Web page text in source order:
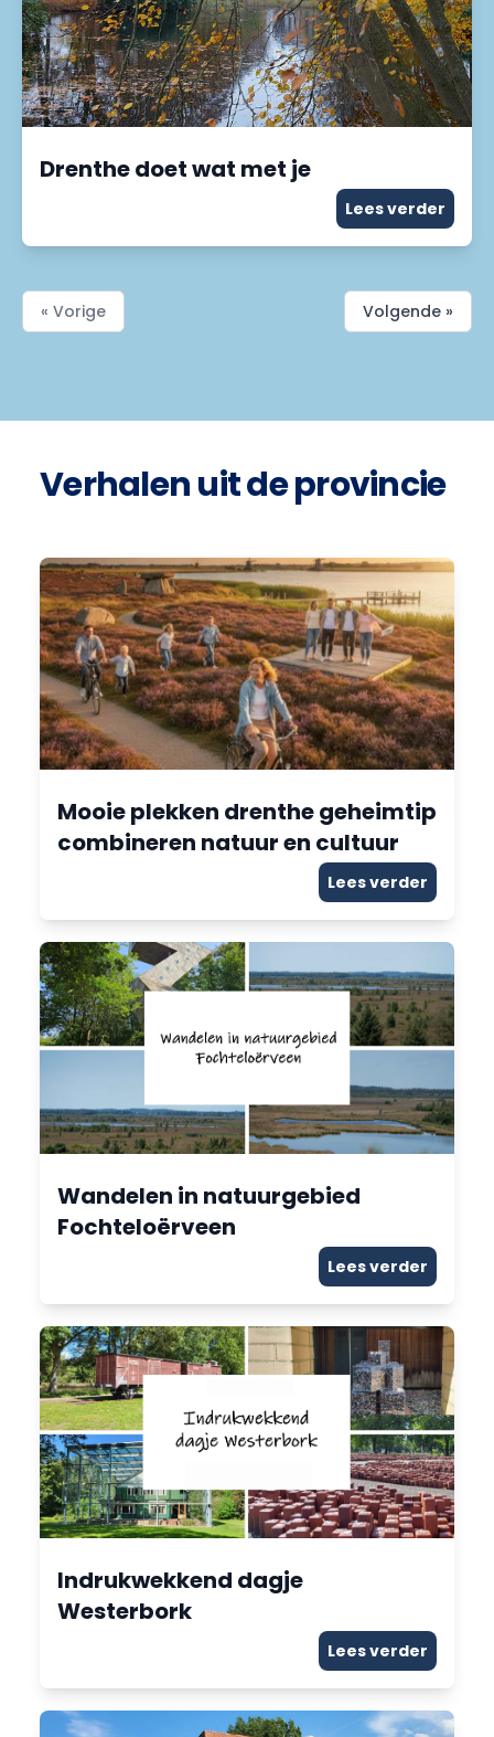
Drenthe doet wat met je
Lees verder
« Vorige Volgende »
Verhalen uit de provincie
Mooie plekken drenthe geheimtip
combineren natuur en cultuur
Lees verder
Wandelen in natuurgebied
Fochteloërveen
Lees verder
Indrukwekkend dagje
Westerbork
Lees verder